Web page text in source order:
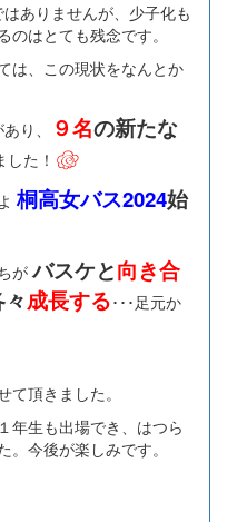
ありませんが、少子化も
はとても残念です。
は、この現状をなんとか
り、
９名の新たな
た！
桐高女バス2024始
がバスケと向き合
成長する･･･足元か
頂きました。
年生も出場でき、はつら
今後が楽しみです。